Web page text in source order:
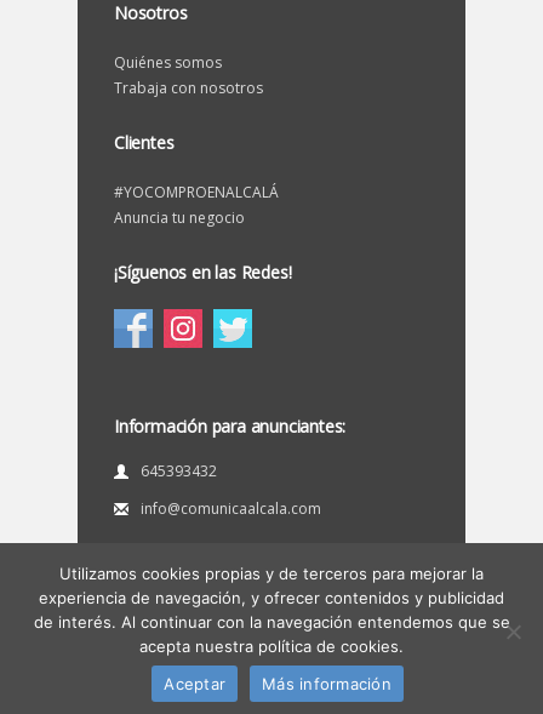
Nosotros
Quiénes somos
Trabaja con nosotros
Clientes
#YOCOMPROENALCALÁ
Anuncia tu negocio
¡Síguenos en las Redes!
Información para anunciantes:
645393432
info@comunicaalcala.com
© EnAlcaládeGuadaíra.com(Directorio de
empresas de Alcalá de Guadaíra).
Diseño web:Comunicaalcala
Aviso legal Privacidad Política de cookies
Utilizamos cookies propias y de terceros para mejorar la
experiencia de navegación, y ofrecer contenidos y publicidad
de interés. Al continuar con la navegación entendemos que se
acepta nuestra política de cookies.
Aceptar
Más información